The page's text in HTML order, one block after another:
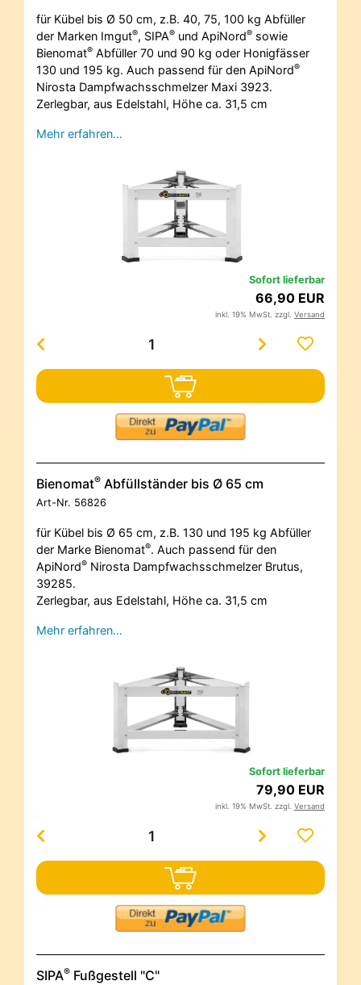
für Kübel bis Ø 50 cm, z.B. 40, 75, 100 kg Abfüller
der Marken Imgut®, SIPA® und ApiNord® sowie
Bienomat® Abfüller 70 und 90 kg oder Honigfässer
130 und 195 kg. Auch passend für den ApiNord®
Nirosta Dampfwachsschmelzer Maxi 3923.
Zerlegbar, aus Edelstahl, Höhe ca. 31,5 cm
Mehr erfahren…
Sofort lieferbar
66,90 EUR
inkl. 19% MwSt. zzgl. Versand
Bienomat® Abfüllständer bis Ø 65 cm
Art-Nr. 56826
für Kübel bis Ø 65 cm, z.B. 130 und 195 kg Abfüller
der Marke Bienomat®. Auch passend für den
ApiNord® Nirosta Dampfwachsschmelzer Brutus,
39285.
Zerlegbar, aus Edelstahl, Höhe ca. 31,5 cm
Mehr erfahren…
Sofort lieferbar
79,90 EUR
inkl. 19% MwSt. zzgl. Versand
SIPA® Fußgestell "C"